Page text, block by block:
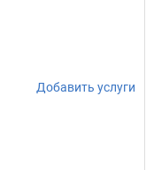
Добавить услуги